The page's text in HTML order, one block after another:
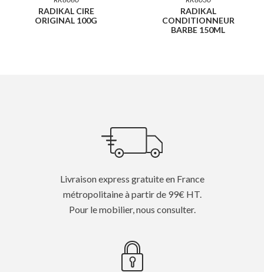
RADIKAL CIRE
ORIGINAL 100G
RADIKAL
CONDITIONNEUR
BARBE 150ML
Livraison express gratuite en France
métropolitaine à partir de 99€ HT.
Pour le mobilier, nous consulter.